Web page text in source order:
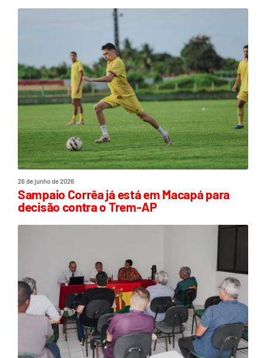
26 de junho de 2026
Sampaio Corrêa já está em Macapá para
decisão contra o Trem-AP